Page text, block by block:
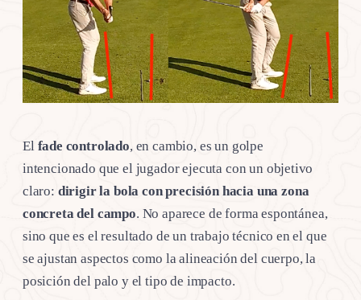
El fade controlado, en cambio, es un golpe
intencionado que el jugador ejecuta con un objetivo
claro: dirigir la bola con precisión hacia una zona
concreta del campo. No aparece de forma espontánea,
sino que es el resultado de un trabajo técnico en el que
se ajustan aspectos como la alineación del cuerpo, la
posición del palo y el tipo de impacto.